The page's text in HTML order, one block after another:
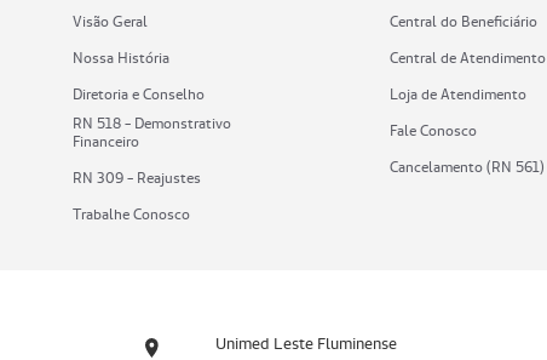
Visão Geral
Nossa História
Diretoria e Conselho
RN 518 - Demonstrativo
Financeiro
RN 309 - Reajustes
Trabalhe Conosco
Central do Beneficiário
Central de Atendimento
Loja de Atendimento
Fale Conosco
Cancelamento (RN 561)
Unimed Leste Fluminense